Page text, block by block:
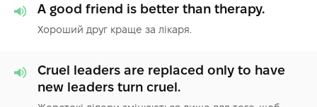
A good friend is better than therapy.
Хороший друг краще за лікаря.
Cruel leaders are replaced only to have
new leaders turn cruel.